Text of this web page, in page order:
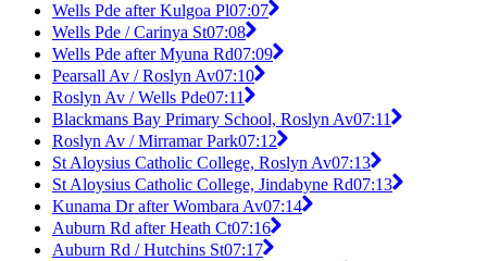
Wells Pde after Kulgoa Pl07:07
Wells Pde / Carinya St07:08
Wells Pde after Myuna Rd07:09
Pearsall Av / Roslyn Av07:10
Roslyn Av / Wells Pde07:11
Blackmans Bay Primary School, Roslyn Av07:11
Roslyn Av / Mirramar Park07:12
St Aloysius Catholic College, Roslyn Av07:13
St Aloysius Catholic College, Jindabyne Rd07:13
Kunama Dr after Wombara Av07:14
Auburn Rd after Heath Ct07:16
Auburn Rd / Hutchins St07:17